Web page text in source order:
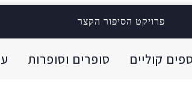
פרויקט הסיפור הקצר
קוליים סופרים וסופרות